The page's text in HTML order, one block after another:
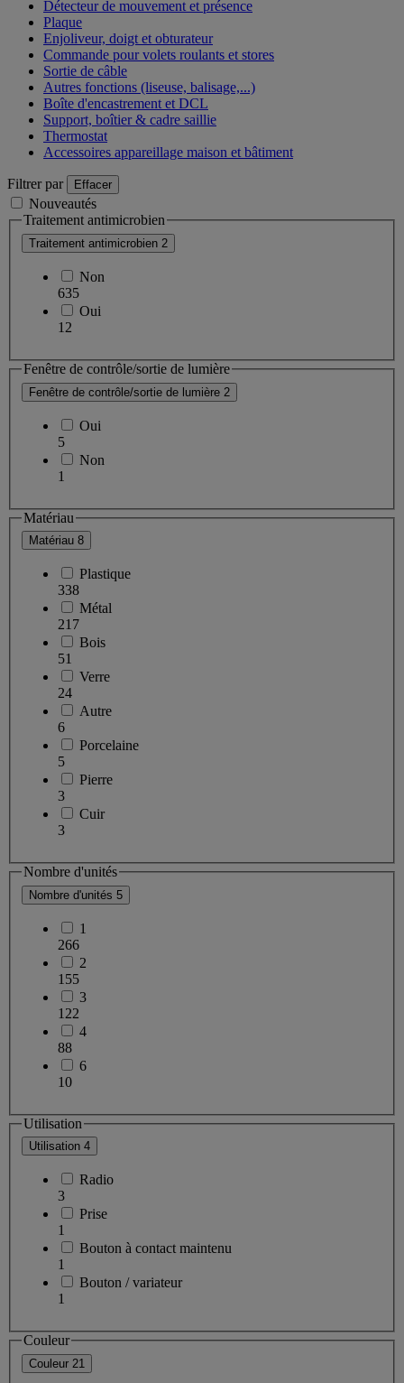
Détecteur de mouvement et présence
Plaque
Enjoliveur, doigt et obturateur
Commande pour volets roulants et stores
Sortie de câble
Autres fonctions (liseuse, balisage,...)
Boîte d'encastrement et DCL
Support, boîtier & cadre saillie
Thermostat
Accessoires appareillage maison et bâtiment
Filtrer par Effacer
Nouveautés
Traitement antimicrobien
Traitement antimicrobien 2
Non
635
Oui
12
Fenêtre de contrôle/sortie de lumière
Fenêtre de contrôle/sortie de lumière 2
Oui
5
Non
1
Matériau
Matériau 8
Plastique
338
Métal
217
Bois
51
Verre
24
Autre
6
Porcelaine
5
Pierre
3
Cuir
3
Nombre d'unités
Nombre d'unités 5
1
266
2
155
3
122
4
88
6
10
Utilisation
Utilisation 4
Radio
3
Prise
1
Bouton à contact maintenu
1
Bouton / variateur
1
Couleur
Couleur 21